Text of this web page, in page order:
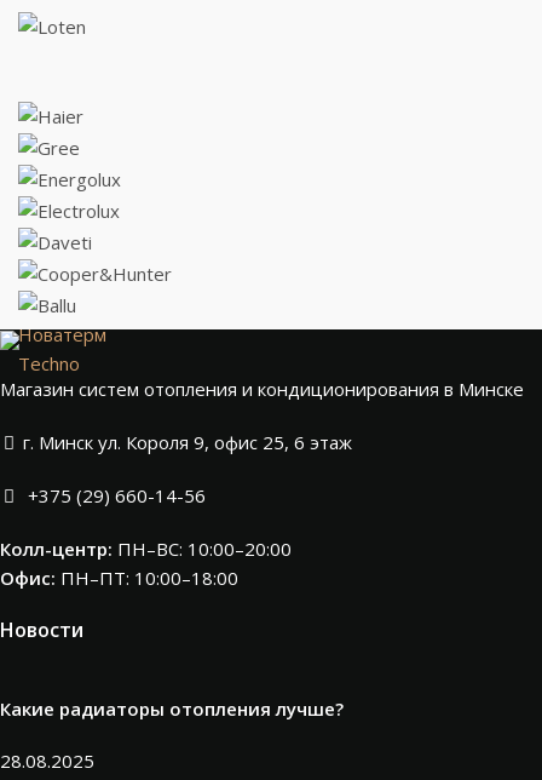
Новатерм
Techno
Магазин систем отопления и кондиционирования в Минске
г. Минск ул. Короля 9, офис 25, 6 этаж
+375 (29) 660-14-56
Колл-центр: ПН–ВС: 10:00–20:00​
Офис: ПН–ПТ: 10:00–18:00
Новости
Какие радиаторы отопления лучше?
28.08.2025